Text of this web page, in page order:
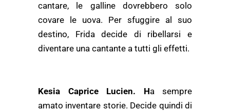
cantare, le galline dovrebbero solo
covare le uova. Per sfuggire al suo
destino, Frida decide di ribellarsi e
diventare una cantante a tutti gli effetti.
Kesia Caprice Lucien. Ha sempre
amato inventare storie. Decide quindi di